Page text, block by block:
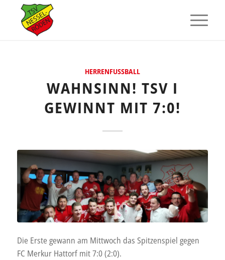
HERRENFUSSBALL
WAHNSINN! TSV I
GEWINNT MIT 7:0!
Die Erste gewann am Mittwoch das Spitzenspiel gegen
FC Merkur Hattorf mit 7:0 (2:0).